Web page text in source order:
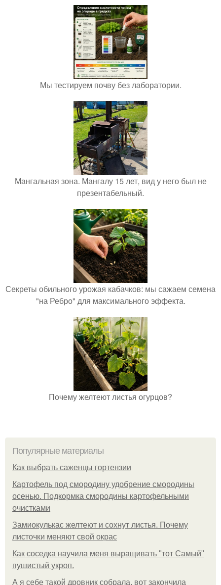
Мы тестируем почву без лаборатории.
Мангальная зона. Мангалу 15 лет, вид у него был не
презентабельный.
Секреты обильного урожая кабачков: мы сажаем семена
"на Ребро" для максимального эффекта.
Почему желтеют листья огурцов?
Популярные материалы
Как выбрать саженцы гортензии
Картофель под смородину удобрение смородины
осенью. Подкормка смородины картофельными
очистками
Замиокулькас желтеют и сохнут листья. Почему
листочки меняют свой окрас
Как соседка научила меня выращивать "тот Самый"
пушистый укроп.
А я себе такой дровник собрала, вот закончила